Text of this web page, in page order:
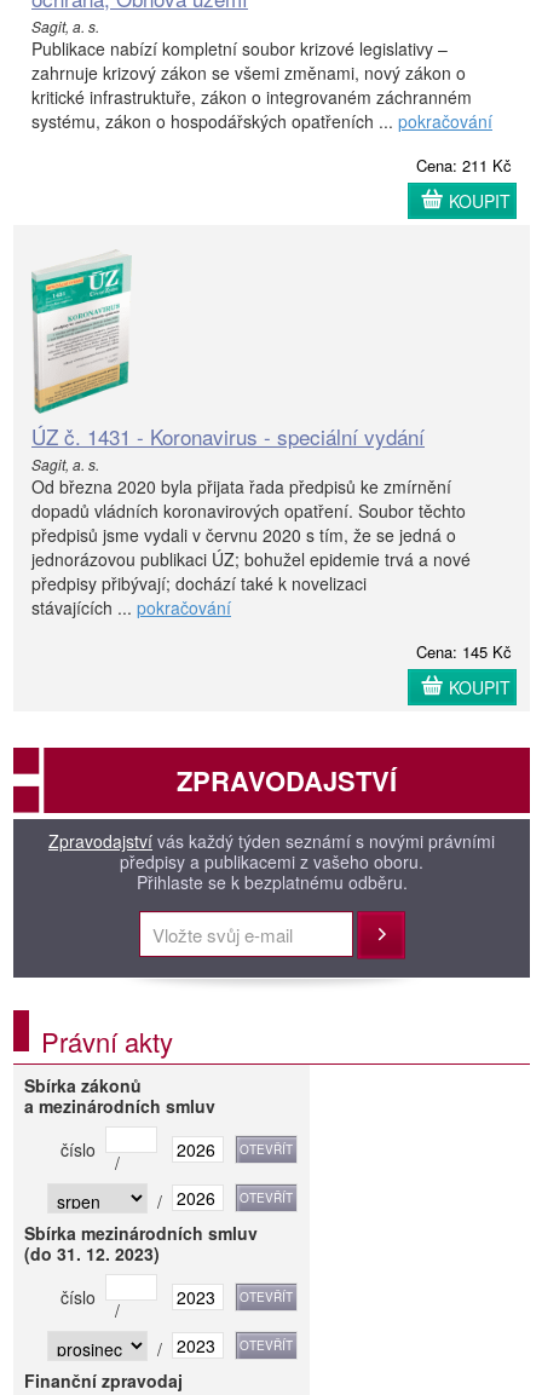
Sagit, a. s.
Publikace nabízí kompletní soubor krizové legislativy –
zahrnuje krizový zákon se všemi změnami, nový zákon o
kritické infrastruktuře, zákon o integrovaném záchranném
systému, zákon o hospodářských opatřeních ... pokračování
Cena: 211 Kč
KOUPIT
ÚZ č. 1431 - Koronavirus - speciální vydání
Sagit, a. s.
Od března 2020 byla přijata řada předpisů ke zmírnění
dopadů vládních koronavirových opatření. Soubor těchto
předpisů jsme vydali v červnu 2020 s tím, že se jedná o
jednorázovou publikaci ÚZ; bohužel epidemie trvá a nové
předpisy přibývají; dochází také k novelizaci
stávajících ... pokračování
Cena: 145 Kč
KOUPIT
ZPRAVODAJSTVÍ
Zpravodajství vás každý týden seznámí s novými právními
předpisy a publikacemi z vašeho oboru.
Přihlaste se k bezplatnému odběru.
Přihlásit
Právní akty
Sbírka zákonů
a mezinárodních smluv
číslo
/
/
Sbírka mezinárodních smluv
(do 31. 12. 2023)
číslo
/
/
Finanční zpravodaj